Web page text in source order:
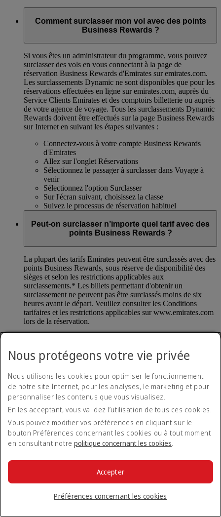
Comment surclasser mon vol avec des points
Business Rewards ?
Si vous êtes un administrateur du programme, vous pouvez
surclasser des vols en vous connectant à la page de
réservation Business Rewards d'Emirates sur emirates.com.
Les surclassements Dynamic ne sont disponibles que pour les
réservations effectuées en ligne sur emirates.com, auprès du
Service Clients Emirates et des comptoirs billetterie ou auprès
de votre agence de voyage. Tous les surclassements Dynamic
Rewards doivent être effectués sur la page Business Rewards
sur Internet en suivant les étapes suivantes :
Connectez-vous à votre compte Business Rewards
d'Emirates
Allez sur l'onglet Réservations
Sélectionnez le passager à surclasser dans Voyage à
venir
Sélectionnez l'option Surclasser
Sur l'écran suivant, choisissez la classe
Suivez le processus de réservation habituel
Peut-on surclasser n’importe quel tarif avec des
points Business Rewards ?
La plupart des tarifs Emirates peuvent être surclassés avec des
points Business Rewards, sous réserve de disponibilité des
sièges et selon les restrictions applicables aux
surclassements.* Les billets permettant d'obtenir un
surclassement ne peuvent pas être surclassés moins de six
heures avant le départ. Veuillez consulter les Conditions
tarifaires et les restrictions applicables sur www.emirates.com
lors de la réservation.
en Classe Affaires ne peuvent être surclassés que dans les 48
heures précédant le départ (avant l'enregistrement en ligne).
Les tarifs Flex et Flex Plus en Classe Économique et en
Classe Affaires peuvent être surclassés à tout moment avant le
départ selon les disponibilités.
*Les billets permettant d'obtenir un surclassement ne peuvent pas être
surclassés moins de six heures avant le départ. Veuillez consulter les
Conditions tarifaires et les restrictions applicables sur www.emirates.com
lors de la réservation.
Dois-je obligatoirement demander un
surclassement pour tous les passagers figurant
passager seulement ?
Nous protégeons votre vie privée
Nous utilisons les cookies pour optimiser le fonctionnement
de notre site Internet, pour les analyses, le marketing et pour
personnaliser les contenus que vous visualisez.
En les acceptant, vous validez l’utilisation de tous ces cookies.
Vous pouvez modifier vos préférences en cliquant sur le
bouton Préférences concernant les cookies ou à tout moment
en consultant notrepolitique concernant les cookies.
Préférences concernant les cookies
Accepter